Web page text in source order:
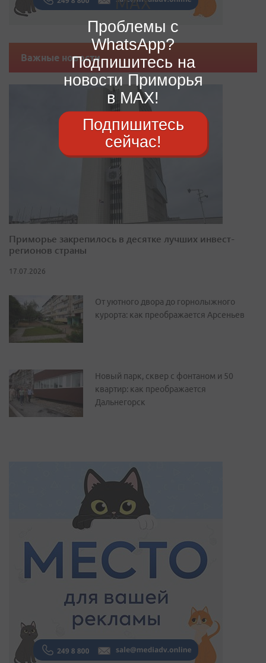
Важные новости
Приморье закрепилось в десятке лучших инвест-
регионов страны
17.07.2026
От уютного двора до горнолыжного
курорта: как преображается Арсеньев
Новый парк, сквер с фонтаном и 50
квартир: как преображается
Дальнегорск
Проблемы с
WhatsApp?
Подпишитесь на
новости Приморья
в MAX!
Подпишитесь
сейчас!